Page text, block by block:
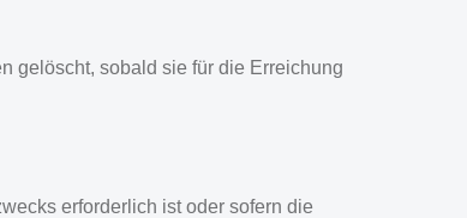
gelöscht, sobald sie für die Erreichung
erforderlich ist oder sofern die